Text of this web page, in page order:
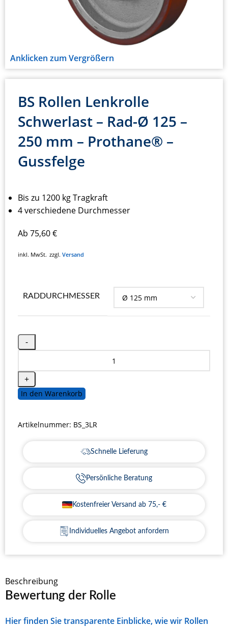
Anklicken zum Vergrößern
BS Rollen Lenkrolle
Schwerlast – Rad-Ø 125 –
250 mm – Prothane® –
Gussfelge
Bis zu 1200 kg Tragkraft
4 verschiedene Durchmesser
Ab 75,60€
inkl. MwSt. zzgl. Versand
RADDURCHMESSER
In den Warenkorb
Artikelnummer: BS_3LR
Schnelle Lieferung
Persönliche Beratung
Kostenfreier Versand ab 75,- €
Individuelles Angebot anfordern
Beschreibung
Bewertung der Rolle
Hier finden Sie transparente Einblicke, wie wir Rollen